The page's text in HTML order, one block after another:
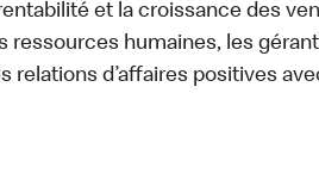
et la croissance des
humaines, les
relations d’affaires positives